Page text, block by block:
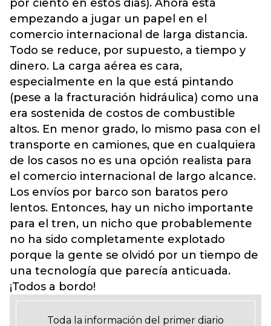
por ciento en estos días). Ahora está
empezando a jugar un papel en el
comercio internacional de larga distancia.
Todo se reduce, por supuesto, a tiempo y
dinero. La carga aérea es cara,
especialmente en la que está pintando
(pese a la fracturación hidráulica) como una
era sostenida de costos de combustible
altos. En menor grado, lo mismo pasa con el
transporte en camiones, que en cualquiera
de los casos no es una opción realista para
el comercio internacional de largo alcance.
Los envíos por barco son baratos pero
lentos. Entonces, hay un nicho importante
para el tren, un nicho que probablemente
no ha sido completamente explotado
porque la gente se olvidó por un tiempo de
una tecnología que parecía anticuada.
¡Todos a bordo!
Toda la información del primer diario